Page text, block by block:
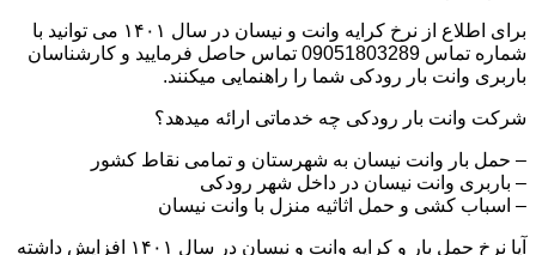
برای اطلاع از نرخ کرایه وانت و نیسان در سال ۱۴۰۱ می توانید با
شماره تماس 09051803289 تماس حاصل فرمایید و کارشناسان
باربری وانت بار رودکی شما را راهنمایی میکنند.
شرکت وانت بار رودکی چه خدماتی ارائه میدهد؟
– حمل بار وانت نیسان به شهرستان و تمامی نقاط کشور
– باربری وانت نیسان در داخل شهر رودکی
– اسباب کشی و حمل اثاثیه منزل با وانت نیسان
آیا نرخ حمل بار و کرایه وانت و نیسان در سال ۱۴۰۱ افزایش داشته